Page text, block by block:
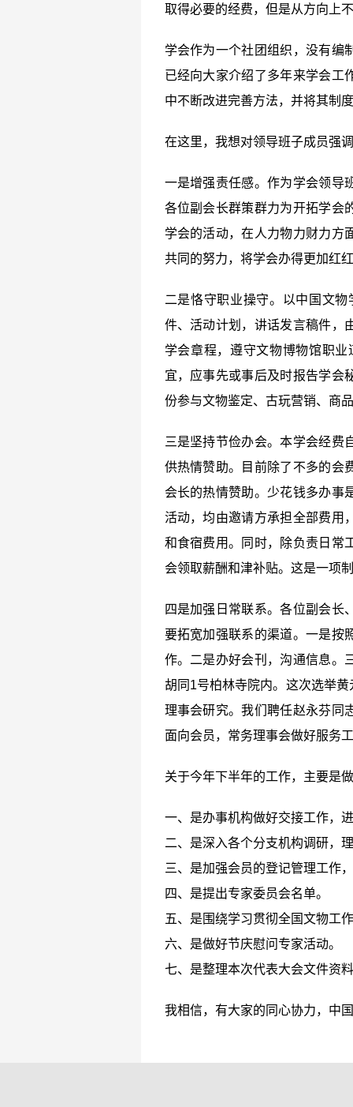
取得必要的经费，但是从方向上
学会作为一个社团组织，没有编
已经向大家介绍了多年来学会工
中不断改进完善方法，并将其制
在这里，我想对领导班子成员强
一是增强责任感。作为学会领导
各位副会长群策群力为开拓学会
学会的活动，在人力物力财力方
共同的努力，将学会办得更加红
二是恪守职业操守。以中国文
件、活动计划，讲话发言稿件，
学会章程，遵守文物博物馆职
宜，应事先或事后及时报告学会
份参与文物鉴定、古玩营销、商
三是坚持节俭办会。本学会经费
供热情赞助。目前除了不多的会
会长的热情赞助。少花钱多办事
活动，均由邀请方承担全部费用
和食宿费用。同时，除负责日常
会领取薪酬和津补贴。这是一项
四是加强日常联系。各位副会长
要拓宽加强联系的渠道。一是按
作。二是办好会刊，沟通信息。
胡同1号柏林寺院内。这次选举
理事会研究。我们聘任赵永芬同
面向会员，常务理事会做好服务
关于今年下半年的工作，主要是
一、是办事机构做好交接工作，
二、是深入各个分支机构调研，
三、是加强会员的登记管理工作
四、是提出专家委员会名单。
五、是围绕学习贯彻全国文物工
六、是做好节庆慰问专家活动。
七、是整理本次代表大会文件资
我相信，有大家的同心协力，中